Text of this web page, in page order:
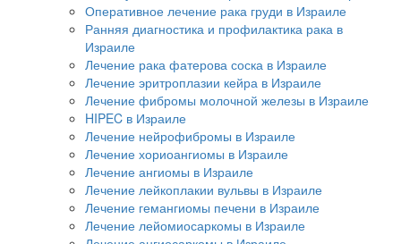
Оперативное лечение рака груди в Израиле
Ранняя диагностика и профилактика рака в
Израиле
Лечение рака фатерова соска в Израиле
Лечение эритроплазии кейра в Израиле
Лечение фибромы молочной железы в Израиле
HIPEC в Израиле
Лечение нейрофибромы в Израиле
Лечение хориоангиомы в Израиле
Лечение ангиомы в Израиле
Лечение лейкоплакии вульвы в Израиле
Лечение гемангиомы печени в Израиле
Лечение лейомиосаркомы в Израиле